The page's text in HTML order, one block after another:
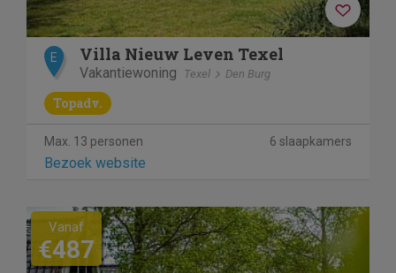
E Villa Nieuw Leven Texel
Vakantiewoning Texel Den Burg
Topadv.
Max. 13 personen 6 slaapkamers
Bezoek website
Vanaf
€487